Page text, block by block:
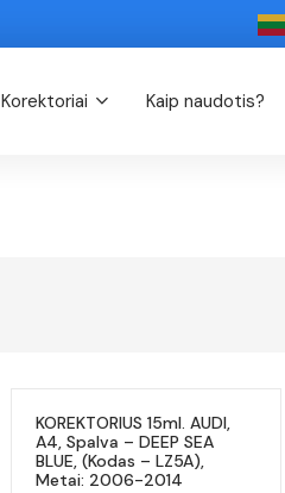
Korektoriai Kaip naudotis?
KOREKTORIUS 15ml. AUDI,
A4, Spalva – DEEP SEA
BLUE, (Kodas – LZ5A),
Metai: 2006-2014